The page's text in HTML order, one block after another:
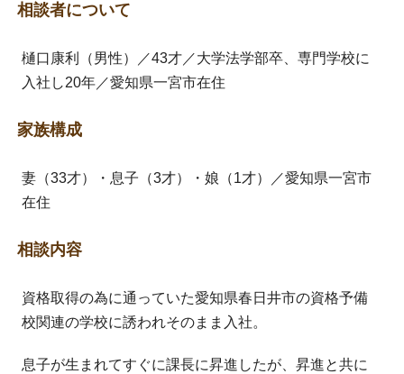
相談者について
樋口康利（男性）／43才／大学法学部卒、専門学校に
入社し20年／愛知県一宮市在住
家族構成
妻（33才）・息子（3才）・娘（1才）／愛知県一宮市
在住
相談内容
資格取得の為に通っていた愛知県春日井市の資格予備
校関連の学校に誘われそのまま入社。
息子が生まれてすぐに課長に昇進したが、昇進と共に